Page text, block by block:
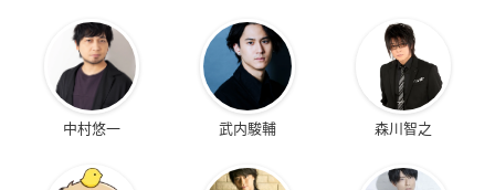
中村悠一 武内駿輔 森川智之